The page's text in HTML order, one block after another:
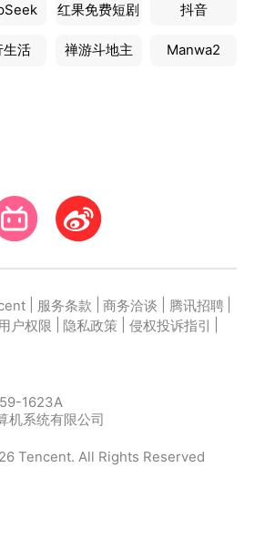
红果免费短剧 抖音
生活 禅游斗地主 Manwa2
服务条款 商务洽谈 腾讯招聘
户权限 隐私政策 侵权投诉指引
1623A
机系统有限公司
Tencent. All Rights Reserved